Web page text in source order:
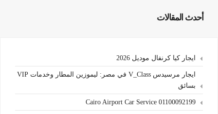
أحدث المقالات
ايجار كيا كرنفال موديل 2026
ايجار مرسيدس V_Class في مصر: ليموزين المطار وخدمات VIP
بسائق
Cairo Airport Car Service 01100092199